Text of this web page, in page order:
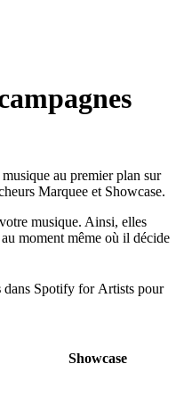
au premier plan sur
Marquee et Showcase.
musique. Ainsi, elles
moment même où il décide
dans Spotify for Artists pour
Showcase